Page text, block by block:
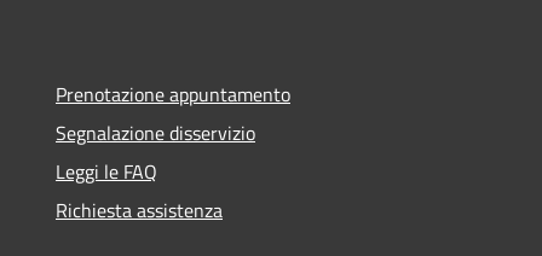
Prenotazione appuntamento
Segnalazione disservizio
Leggi le FAQ
Richiesta assistenza